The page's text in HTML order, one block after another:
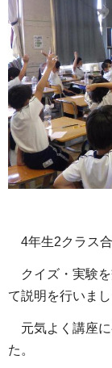
4年生2クラス
クイズ・実験を
て説明を行いまし
元気よく講座に
た。